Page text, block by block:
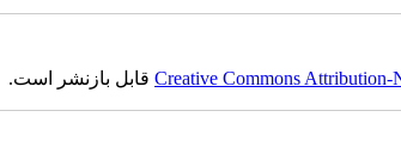
Creative Commons Attribution-قابل بازنشر است.